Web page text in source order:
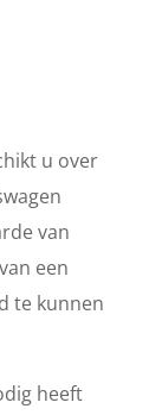
u over
van
een
te kunnen
heeft